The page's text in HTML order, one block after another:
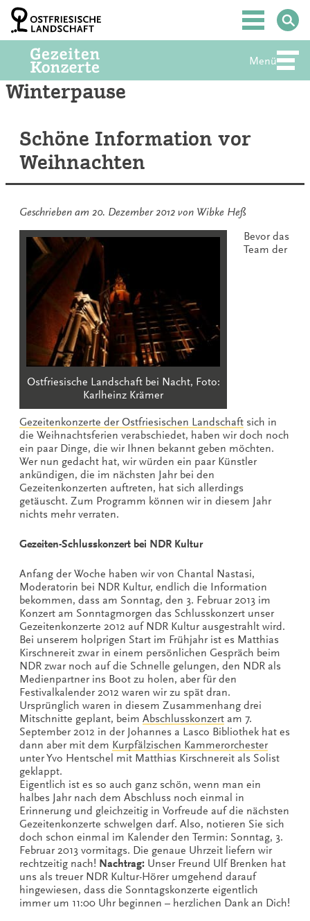
Zum
Inhalt
springen
Hauptmenü
Menü
Winterpause
Schöne Information vor
Weihnachten
Geschrieben am 20. Dezember 2012 von Wibke Heß
Ostfriesische Landschaft bei Nacht, Foto:
Karlheinz Krämer
Bevor das
Team der
Gezeitenkonzerte der Ostfriesischen Landschaft sich in
die Weihnachtsferien verabschiedet, haben wir doch noch
ein paar Dinge, die wir Ihnen bekannt geben möchten.
Wer nun gedacht hat, wir würden ein paar Künstler
ankündigen, die im nächsten Jahr bei den
Gezeitenkonzerten auftreten, hat sich allerdings
getäuscht. Zum Programm können wir in diesem Jahr
nichts mehr verraten.
Gezeiten-Schlusskonzert bei NDR Kultur
Anfang der Woche haben wir von Chantal Nastasi,
Moderatorin bei NDR Kultur, endlich die Information
bekommen, dass am Sonntag, den 3. Februar 2013 im
Konzert am Sonntagmorgen das Schlusskonzert unser
Gezeitenkonzerte 2012 auf NDR Kultur ausgestrahlt wird.
Bei unserem holprigen Start im Frühjahr ist es Matthias
Kirschnereit zwar in einem persönlichen Gespräch beim
NDR zwar noch auf die Schnelle gelungen, den NDR als
Medienpartner ins Boot zu holen, aber für den
Festivalkalender 2012 waren wir zu spät dran.
Ursprünglich waren in diesem Zusammenhang drei
Mitschnitte geplant, beim Abschlusskonzert am 7.
September 2012 in der Johannes a Lasco Bibliothek hat es
dann aber mit dem Kurpfälzischen Kammerorchester
unter Yvo Hentschel mit Matthias Kirschnereit als Solist
geklappt.
Eigentlich ist es so auch ganz schön, wenn man ein
halbes Jahr nach dem Abschluss noch einmal in
Erinnerung und gleichzeitig in Vorfreude auf die nächsten
Gezeitenkonzerte schwelgen darf. Also, notieren Sie sich
doch schon einmal im Kalender den Termin: Sonntag, 3.
Februar 2013 vormitags. Die genaue Uhrzeit liefern wir
rechtzeitig nach! Nachtrag: Unser Freund Ulf Brenken hat
uns als treuer NDR Kultur-Hörer umgehend darauf
hingewiesen, dass die Sonntagskonzerte eigentlich
immer um 11:00 Uhr beginnen – herzlichen Dank an Dich!